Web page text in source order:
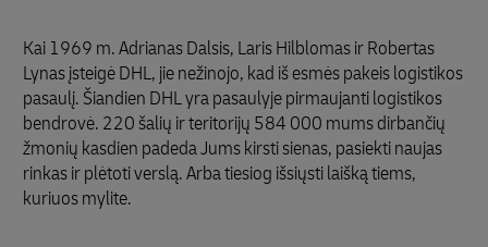
Kai 1969 m. Adrianas Dalsis, Laris Hilblomas ir Robertas
Lynas įsteigė DHL, jie nežinojo, kad iš esmės pakeis logistikos
pasaulį. Šiandien DHL yra pasaulyje pirmaujanti logistikos
bendrovė. 220 šalių ir teritorijų 584 000 mums dirbančių
žmonių kasdien padeda Jums kirsti sienas, pasiekti naujas
rinkas ir plėtoti verslą. Arba tiesiog išsiųsti laišką tiems,
kuriuos mylite.